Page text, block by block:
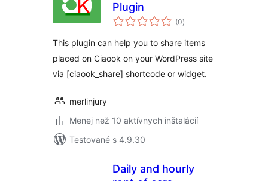
Plugin
(0celkové
hodnotenie
)
This plugin can help you to share items
placed on Ciaook on your WordPress site
via [ciaook_share] shortcode or widget.
merlinjury
Menej než 10 aktívnych inštalácií
Testované s 4.9.30
Daily and hourly